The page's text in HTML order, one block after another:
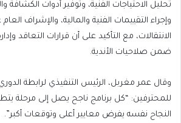
تحليل الاحتياجات الفنية، وتوفير أدوات
وإجراء التقييمات الفنية والمالية، والإشراف
الانتقالات، مع التأكيد على أن قرارات التعاقد
ضمن صلاحيات الأندية.
وقال عمر مغربل، الرئيس التنفيذي لرابطة
للمحترفين: “كل برنامج ناجح يصل إلى مرحلة
النجاح نفسه يفرض معايير أعلى وتوقعات أكبر”.